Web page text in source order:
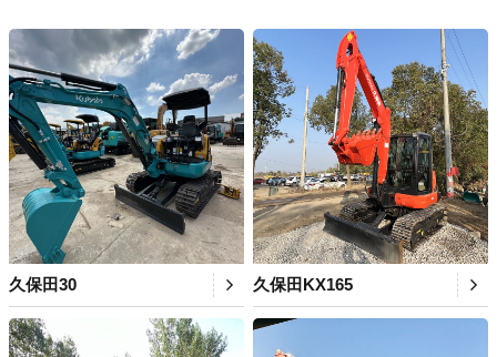
久保田30 久保田KX165